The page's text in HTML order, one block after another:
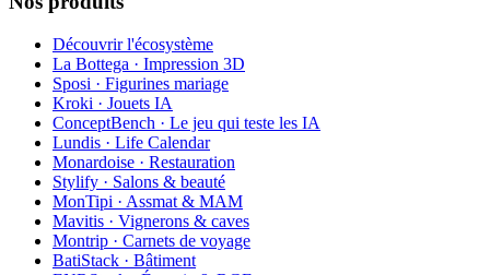
Découvrir l'écosystème
La Bottega · Impression 3D
Sposi · Figurines mariage
Kroki · Jouets IA
ConceptBench · Le jeu qui teste les IA
Lundis · Life Calendar
Monardoise · Restauration
Stylify · Salons & beauté
MonTipi · Assmat & MAM
Mavitis · Vignerons & caves
Montrip · Carnets de voyage
BatiStack · Bâtiment